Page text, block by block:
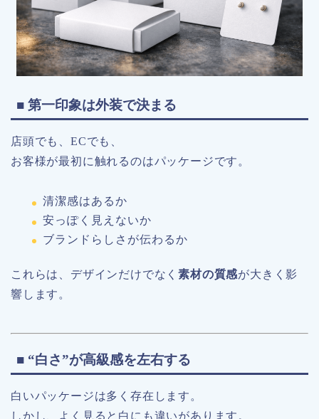
■ 第一印象は外装で決まる
店頭でも、ECでも、
お客様が最初に触れるのはパッケージです。
清潔感はあるか
安っぽく見えないか
ブランドらしさが伝わるか
これらは、デザインだけでなく素材の質感が大きく影
響します。
■ “白さ”が高級感を左右する
白いパッケージは多く存在します。
しかし、よく見ると白にも違いがあります。